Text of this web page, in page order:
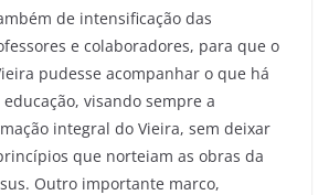
de intensificação das
e colaboradores, para que o
pudesse acompanhar o que há
visando sempre a
integral do Vieira, sem deixar
que norteiam as obras da
Outro importante marco,